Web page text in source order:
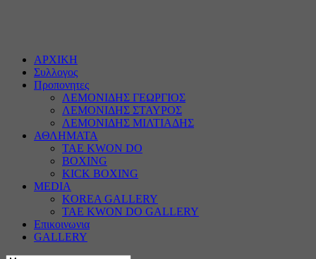
ΑΡΧΙΚΗ
Συλλογος
Προπονητες
ΛΕΜΟΝΙΔΗΣ ΓΕΩΡΓΙΟΣ
ΛΕΜΟΝΙΔΗΣ ΣΤΑΥΡΟΣ
ΛΕΜΟΝΙΔΗΣ ΜΙΛΤΙΑΔΗΣ
ΑΘΛΗΜΑΤΑ
TAE KWON DO
BOXING
KICK BOXING
MEDIA
KOREA GALLERY
TAE KWON DO GALLERY
Επικοινωνια
GALLERY